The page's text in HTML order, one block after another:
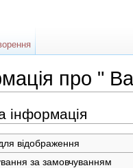
про "
інформація
відображення
за замовчуванням